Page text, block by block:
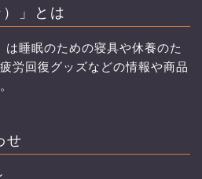
）」とは
は睡眠のための寝具や休養のた
労回復グッズなどの情報や商品
せ